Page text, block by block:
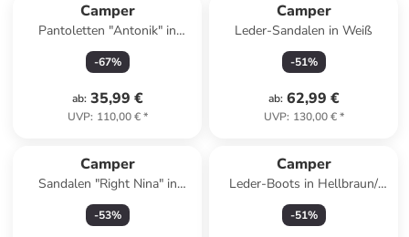
Camper
Pantoletten "Antonik" in
Dunkelblau
-67%
ab: 35,99 €
UVP: 110,00 €*
Camper
Leder-Sandalen in Weiß
-51%
ab: 62,99 €
UVP: 130,00 €*
Camper
Sandalen "Right Nina" in
Türkis
-53%
Camper
Leder-Boots in Hellbraun/
Braun
-51%